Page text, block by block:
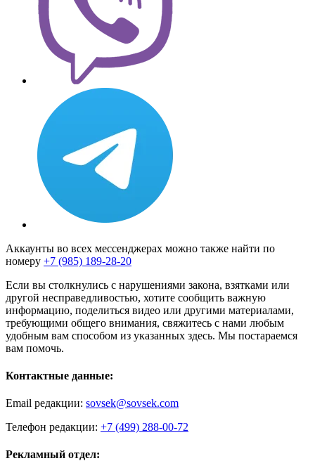
Аккаунты во всех мессенджерах можно также найти по
номеру +7 (985) 189-28-20
Если вы столкнулись с нарушениями закона, взятками или
другой несправедливостью, хотите сообщить важную
информацию, поделиться видео или другими материалами,
требующими общего внимания, свяжитесь с нами любым
удобным вам способом из указанных здесь. Мы постараемся
вам помочь.
Контактные данные:
Email редакции: sovsek@sovsek.com
Телефон редакции: +7 (499) 288-00-72
Рекламный отдел: